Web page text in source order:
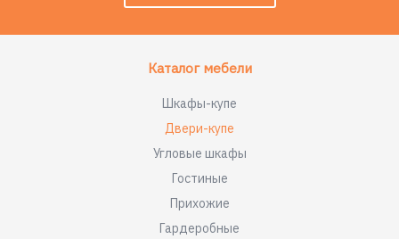
Каталог мебели
Шкафы-купе
Двери-купе
Угловые шкафы
Гостиные
Прихожие
Гардеробные